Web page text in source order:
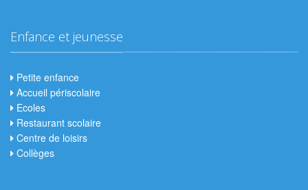
Enfance et jeunesse
Petite enfance
Accueil périscolaire
Ecoles
Restaurant scolaire
Centre de loisirs
Collèges